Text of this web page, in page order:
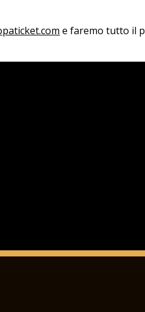
e faremo tutto il